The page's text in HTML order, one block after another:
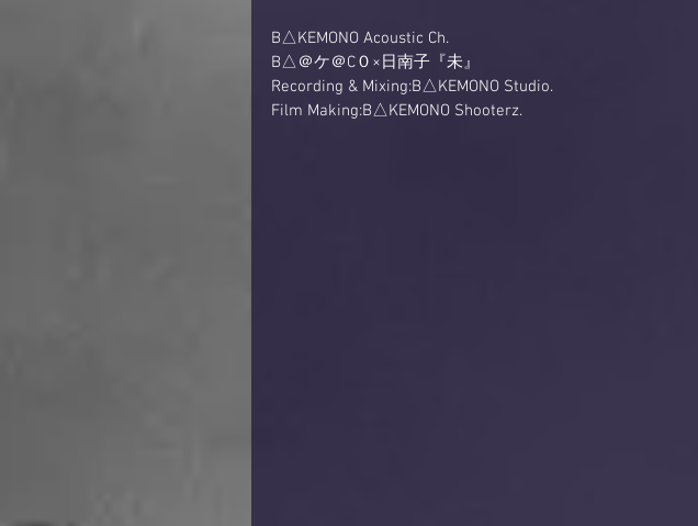
B△KEMONO Acoustic Ch.
B△＠ケ＠C０×日南子『未』
Recording & Mixing:B△KEMONO Studio.
Film Making:B△KEMONO Shooterz.